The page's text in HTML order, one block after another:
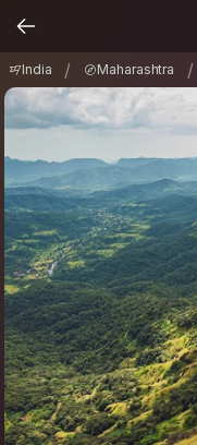
India / Maharashtra /